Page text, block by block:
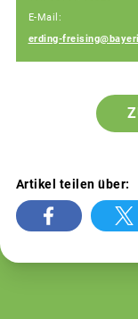
E-Mail:
erding-
Artikel teilen über: